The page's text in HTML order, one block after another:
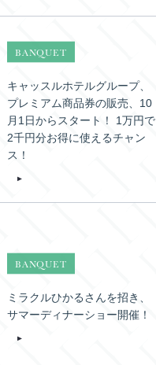
BANQUET
キャッスルホテルグループ、
プレミアム商品券の販売、10
月1日からスタート！ 1万円で
2千円分お得に使えるチャン
ス！
BANQUET
ミラクルひかるさんを招き、
サマーディナーショー開催！